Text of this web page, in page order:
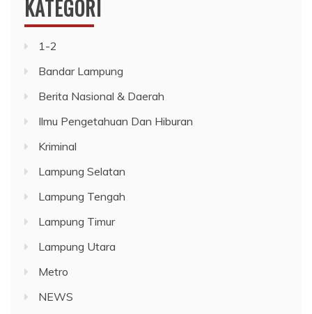
KATEGORI
1-2
Bandar Lampung
Berita Nasional & Daerah
Ilmu Pengetahuan Dan Hiburan
Kriminal
Lampung Selatan
Lampung Tengah
Lampung Timur
Lampung Utara
Metro
NEWS